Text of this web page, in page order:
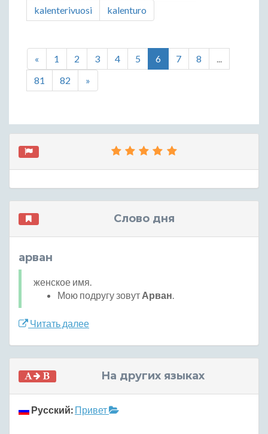
kalenterivuosi
kalenturo
« 1 2 3 4 5 6 7 8
...
81
82 »
Слово дня
арван
женское имя.
Мою подругу зовут Арван.
Читать далее
На других языках
Русский: Привет